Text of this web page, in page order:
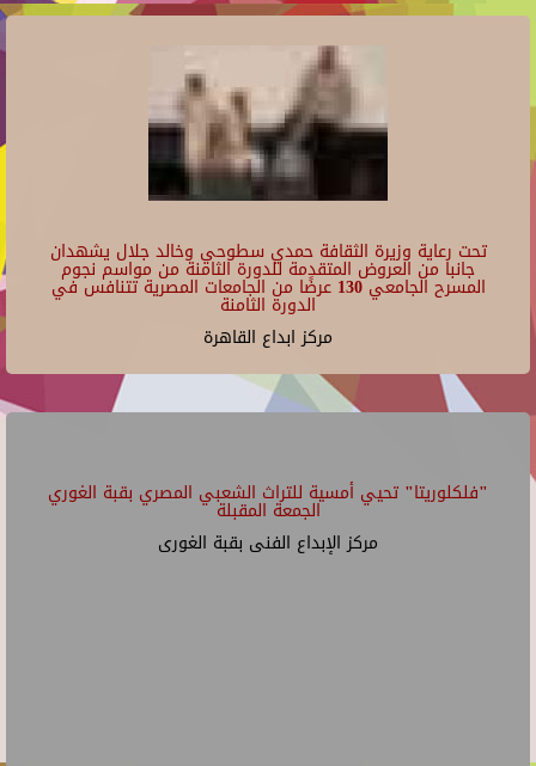
تحت رعاية وزيرة الثقافة حمدي سطوحي وخالد جلال يشهدان
جانبا من العروض المتقدمة للدورة الثامنة من مواسم نجوم
المسرح الجامعي 130 عرضًا من الجامعات المصرية تتنافس في
الدورة الثامنة
مركز ابداع القاهرة
"فلكلوريتا" تحيي أمسية للتراث الشعبي المصري بقبة الغوري
الجمعة المقبلة
مركز الإبداع الفنى بقبة الغورى